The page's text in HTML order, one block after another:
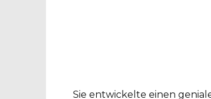
Sie entwickelte einen